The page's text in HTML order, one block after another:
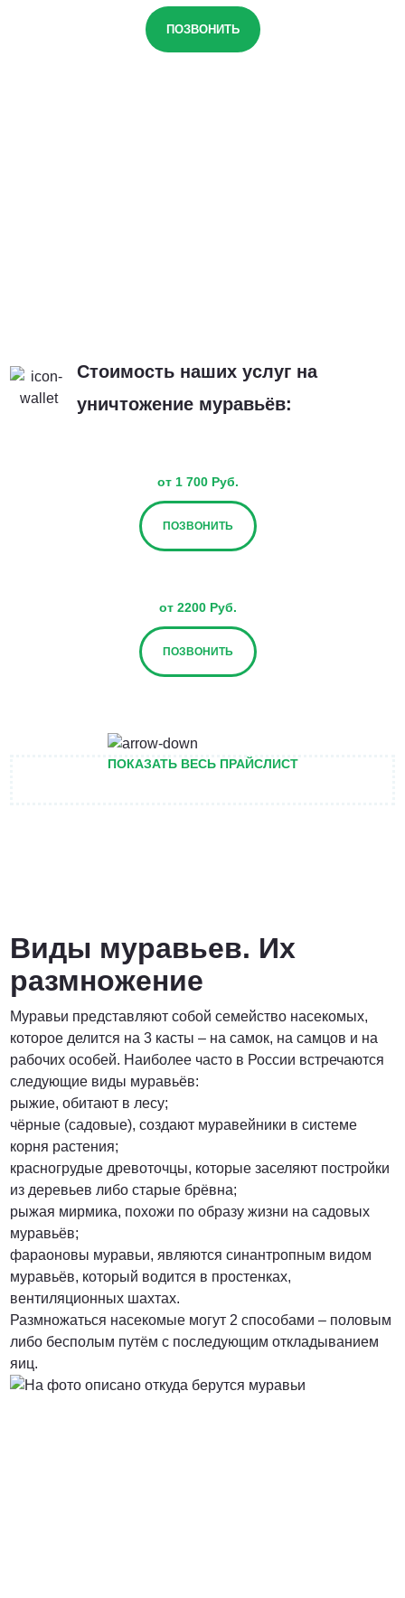
ПОЗВОНИТЬ
Стоимость наших услуг на
уничтожение муравьёв:
от 1 700 Руб.
ПОЗВОНИТЬ
от 2200 Руб.
ПОЗВОНИТЬ
Договорная
от 1500 Руб.
ПОЗВОНИТЬ
ПОКАЗАТЬ ВЕСЬ ПРАЙСЛИСТ
Виды муравьев. Их
размножение
Муравьи представляют собой семейство насекомых,
которое делится на 3 касты – на самок, на самцов и на
рабочих особей. Наиболее часто в России встречаются
следующие виды муравьёв:
рыжие, обитают в лесу;
чёрные (садовые), создают муравейники в системе
корня растения;
красногрудые древоточцы, которые заселяют постройки
из деревьев либо старые брёвна;
рыжая мирмика, похожи по образу жизни на садовых
муравьёв;
фараоновы муравьи, являются синантропным видом
муравьёв, который водится в простенках,
вентиляционных шахтах.
Размножаться насекомые могут 2 способами – половым
либо бесполым путём с последующим откладыванием
яиц.